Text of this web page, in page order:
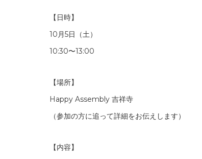
【日時】
10月5日（土）
10:30〜13:00
【場所】
Happy Assembly 吉祥寺
（参加の方に追って詳細をお伝えします）
【内容】